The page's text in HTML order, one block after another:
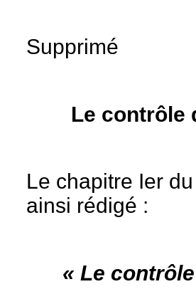
Supprimé
Le contrôle
Le chapitre Ier
ainsi rédigé :
« Le